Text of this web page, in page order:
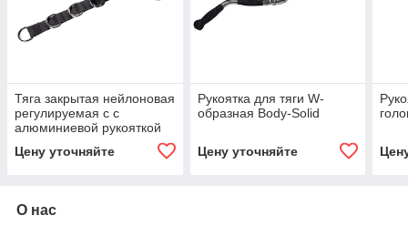
Тяга закрытая нейлоновая
регулируемая c с
алюминиевой рукояткой
Цену уточняйте
Рукоятка для тяги W-
образная Body-Solid
Цену уточняйте
О нас